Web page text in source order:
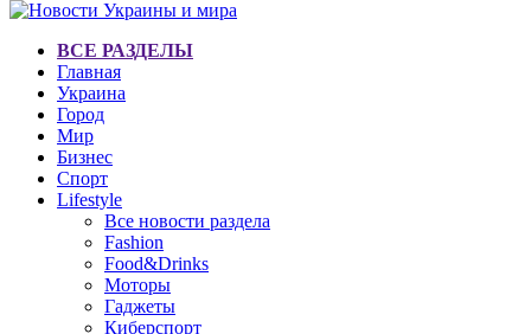
ВСЕ РАЗДЕЛЫ
Главная
Украина
Город
Мир
Бизнес
Спорт
Lifestyle
Все новости раздела
Fashion
Food&Drinks
Моторы
Гаджеты
Киберспорт